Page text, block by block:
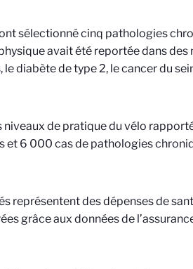
sélectionné cinq pathologies
avait été reportée dans des
diabète de type 2, le cancer du
de pratique du vélo
et 6 000 cas de pathologies
représentent des dépenses de
grâce aux données de